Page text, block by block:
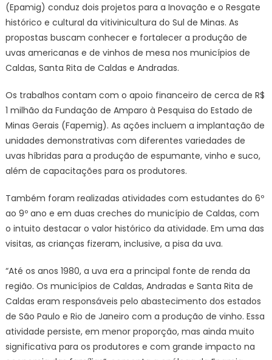
|
Projetos
em
apoiam
a
de
por
em
região
(Epamig) conduz dois projetos para a Inovação e o Resgate
histórico e cultural da vitivinicultura do Sul de Minas. As
propostas buscam conhecer e fortalecer a produção de
uvas americanas e de vinhos de mesa nos municípios de
Caldas, Santa Rita de Caldas e Andradas.
Os trabalhos contam com o apoio financeiro de cerca de R$
1 milhão da Fundação de Amparo à Pesquisa do Estado de
Minas Gerais (Fapemig). As ações incluem a implantação de
unidades demonstrativas com diferentes variedades de
uvas híbridas para a produção de espumante, vinho e suco,
além de capacitações para os produtores.
Também foram realizadas atividades com estudantes do 6º
ao 9º ano e em duas creches do município de Caldas, com
o intuito destacar o valor histórico da atividade. Em uma das
visitas, as crianças fizeram, inclusive, a pisa da uva.
“Até os anos 1980, a uva era a principal fonte de renda da
região. Os municípios de Caldas, Andradas e Santa Rita de
Caldas eram responsáveis pelo abastecimento dos estados
de São Paulo e Rio de Janeiro com a produção de vinho. Essa
atividade persiste, em menor proporção, mas ainda muito
significativa para os produtores e com grande impacto na